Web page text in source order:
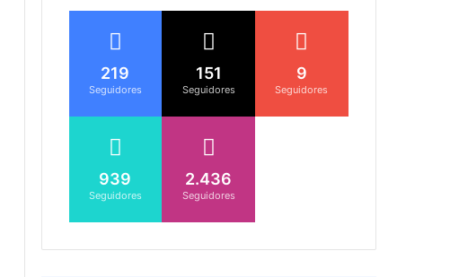
219
Seguidores
151
Seguidores
9
Seguidores
939
Seguidores
2.436
Seguidores